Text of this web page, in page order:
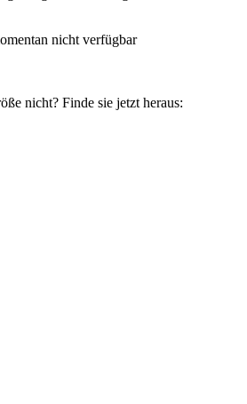
nicht verfügbar
nicht? Finde sie jetzt heraus: